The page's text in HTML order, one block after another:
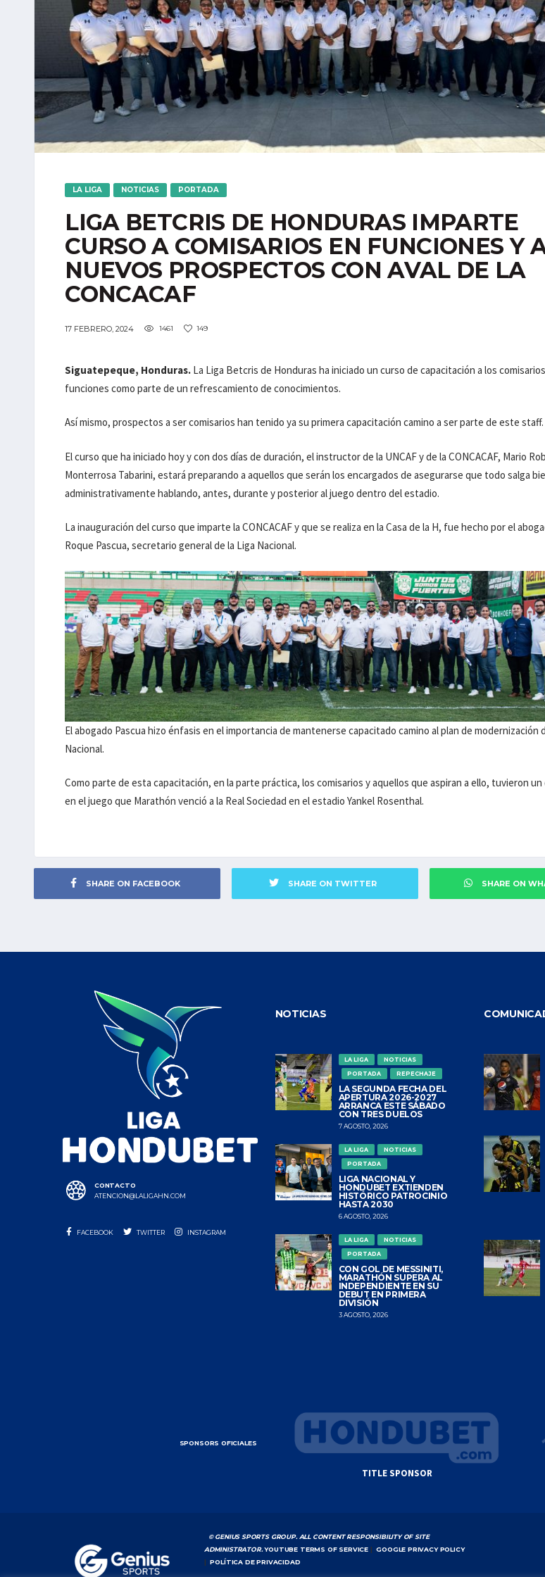
LA LIGA NOTICIAS PORTADA
LIGA BETCRIS DE HONDURAS IMPARTE
CURSO A COMISARIOS EN FUNCIONES Y
NUEVOS PROSPECTOS CON AVAL DE LA
CONCACAF
17 FEBRERO, 2024 1461 149
Siguatepeque, Honduras. La Liga Betcris de Honduras ha iniciado un curso de capacitación a los
funciones como parte de un refrescamiento de conocimientos.
Así mismo, prospectos a ser comisarios han tenido ya su primera capacitación camino a ser parte de este staff.
El curso que ha iniciado hoy y con dos días de duración, el instructor de la UNCAF y de la CONCACAF, Mario
Monterrosa Tabarini, estará preparando a aquellos que serán los encargados de asegurarse que todo salga
administrativamente hablando, antes, durante y posterior al juego dentro del estadio.
La inauguración del curso que imparte la CONCACAF y que se realiza en la Casa de la H, fue hecho por el
Roque Pascua, secretario general de la Liga Nacional.
El abogado Pascua hizo énfasis en el importancia de mantenerse capacitado camino al plan de modernización
Nacional.
Como parte de esta capacitación, en la parte práctica, los comisarios y aquellos que aspiran a ello, tuvieron un
en el juego que Marathón venció a la Real Sociedad en el estadio Yankel Rosenthal.
SHARE ON FACEBOOK SHARE ON TWITTER SHARE ON
CONTACTO
ATENCION@LALIGAHN.COM
FACEBOOK TWITTER INSTAGRAM
NOTICIAS
LA LIGA
NOTICIAS
PORTADA
REPECHAJE
LA SEGUNDA FECHA DEL
APERTURA 2026-2027
ARRANCA ESTE SÁBADO
CON TRES DUELOS
7 AGOSTO, 2026
LA LIGA
NOTICIAS
PORTADA
LIGA NACIONAL Y
HONDUBET EXTIENDEN
HISTÓRICO PATROCINIO
HASTA 2030
6 AGOSTO, 2026
LA LIGA
NOTICIAS
PORTADA
CON GOL DE MESSINITI,
MARATHÓN SUPERA AL
INDEPENDIENTE EN SU
DEBUT EN PRIMERA
DIVISIÓN
3 AGOSTO, 2026
SPONSORS OFICIALES
TITLE SPONSOR
© GENIUS SPORTS GROUP. ALL CONTENT RESPONSIBILITY OF SITE
ADMINISTRATOR. YOUTUBE TERMS OF SERVICE |GOOGLE PRIVACY POLICY
|POLÍTICA DE PRIVACIDAD